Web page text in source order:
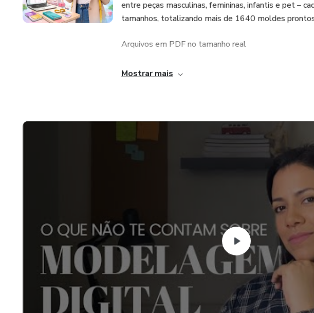
entre peças masculinas, femininas, infantis e pet –
tamanhos, totalizando mais de 1640 moldes
Arquivos em PDF no tamanho real
Compatíveis com impressoras domésticas (A4)
Seguindo os padrões da indústria do vestuário
Testados e aprovados por costureiras profissionais
Acompanhados de vídeo explicativo para impressão
Você imprime facilmente em casa. Os moldes são
como um quebra-cabeça. Basta colar com fita
Além disso, nas vídeo aulas exclusivas, você
conservar seus moldes com qualidade profissional,
papel kraft).
ENTREGA AUTOMÁTICA E IMEDIATA
Mostrar mais